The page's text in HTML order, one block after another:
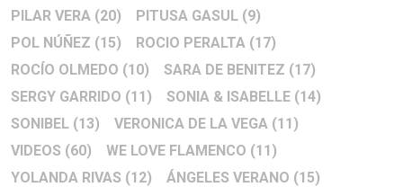
PILAR VERA (20) PITUSA GASUL (9)
POL NÚÑEZ (15) ROCIO PERALTA (17)
ROCÍO OLMEDO (10) SARA DE BENITEZ (17)
SERGY GARRIDO (11) SONIA & ISABELLE (14)
SONIBEL (13) VERONICA DE LA VEGA (11)
VIDEOS (60) WE LOVE FLAMENCO (11)
YOLANDA RIVAS (12) ÁNGELES VERANO (15)